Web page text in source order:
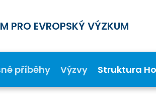
PRO EVROPSKÝ VÝZKUM
příběhy Výzvy Struktura